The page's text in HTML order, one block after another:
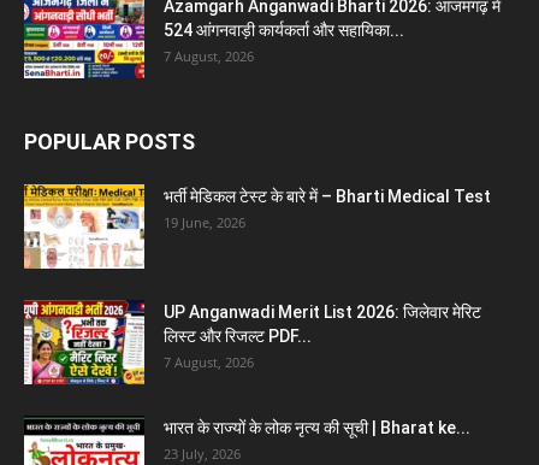
Azamgarh Anganwadi Bharti 2026: आजमगढ़ में
524 आंगनवाड़ी कार्यकर्ता और सहायिका...
7 August, 2026
POPULAR POSTS
भर्ती मेडिकल टेस्ट के बारे में – Bharti Medical Test
19 June, 2026
UP Anganwadi Merit List 2026: जिलेवार मेरिट
लिस्ट और रिजल्ट PDF...
7 August, 2026
भारत के राज्यों के लोक नृत्य की सूची | Bharat ke...
23 July, 2026